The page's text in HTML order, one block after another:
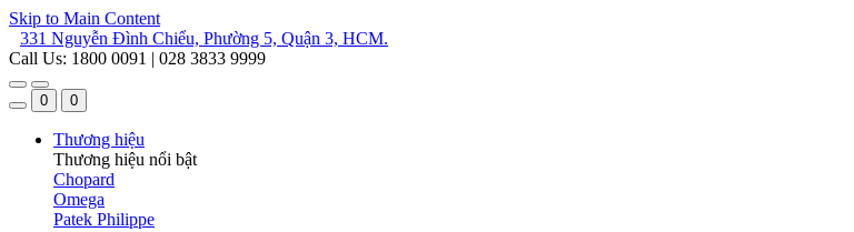
Skip to Main Content
331 Nguyễn Đình Chiểu, Phường 5, Quận 3, HCM.
Call Us: 1800 0091 | 028 3833 9999
0 0
Thương hiệu
Thương hiệu nổi bật
Chopard
Omega
Patek Philippe